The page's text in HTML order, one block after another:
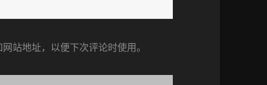
站地址，以便下次评论时使用。